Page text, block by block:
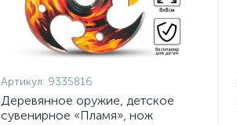
Артикул: 9335816
Деревянное оружие, детское
сувенирное «Пламя», нож